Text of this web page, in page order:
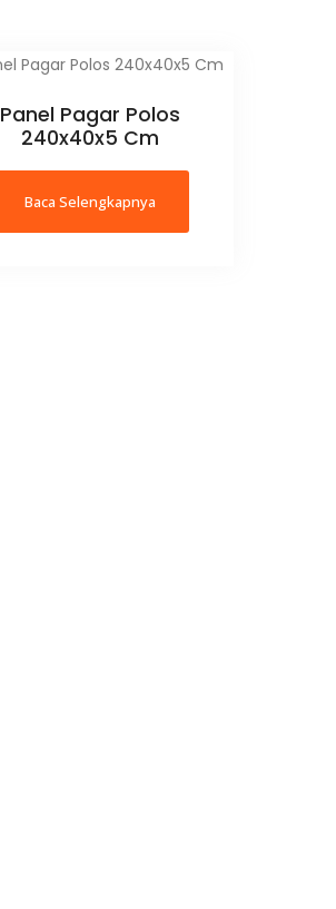
Panel Pagar Polos
240x40x5 Cm
Baca Selengkapnya